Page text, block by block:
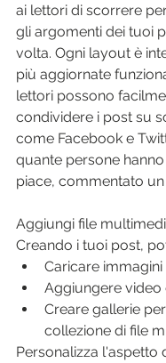
ai lettori di scorrere
gli argomenti dei tuoi
volta. Ogni layout è
più aggiornate
lettori possono
condividere i post su
come Facebook e
quante persone
piace, commentato
Aggiungi file
Creando i tuoi post,
Caricare immagini
Aggiungere video
Creare gallerie
collezione di file
Personalizza l'aspetto